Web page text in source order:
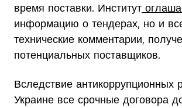
время поставки. Институт
информацию о тендерах, но и
технические комментарии,
потенциальных поставщиков.
Вследствие антикоррупционных
Украине все срочные договора